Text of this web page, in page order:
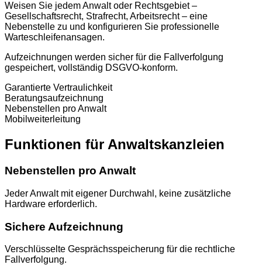
Weisen Sie jedem Anwalt oder Rechtsgebiet –
Gesellschaftsrecht, Strafrecht, Arbeitsrecht – eine
Nebenstelle zu und konfigurieren Sie professionelle
Warteschleifenansagen.
Aufzeichnungen werden sicher für die Fallverfolgung
gespeichert, vollständig DSGVO-konform.
Garantierte Vertraulichkeit
Beratungsaufzeichnung
Nebenstellen pro Anwalt
Mobilweiterleitung
Funktionen für Anwaltskanzleien
Nebenstellen pro Anwalt
Jeder Anwalt mit eigener Durchwahl, keine zusätzliche
Hardware erforderlich.
Sichere Aufzeichnung
Verschlüsselte Gesprächsspeicherung für die rechtliche
Fallverfolgung.